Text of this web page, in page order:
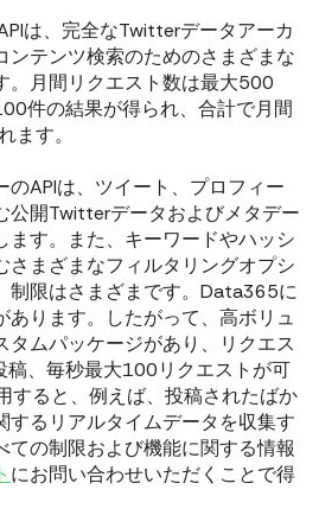
は、完全なTwitterデータアーカ
ンテンツ検索のためのさまざまな
。月間リクエスト数は最大500
件の結果が得られ、合計で月間
ます。
APIは、ツイート、プロフィー
公開Twitterデータおよびメタデー
ます。また、キーワードやハッシ
さまざまなフィルタリングオプシ
制限はさまざまです。Data365に
あります。したがって、高ボリュ
タムパッケージがあり、リクエス
稿、毎秒最大100リクエストが可
すると、例えば、投稿されたばか
するリアルタイムデータを収集す
ての制限および機能に関する情報
にお問い合わせいただくことで得